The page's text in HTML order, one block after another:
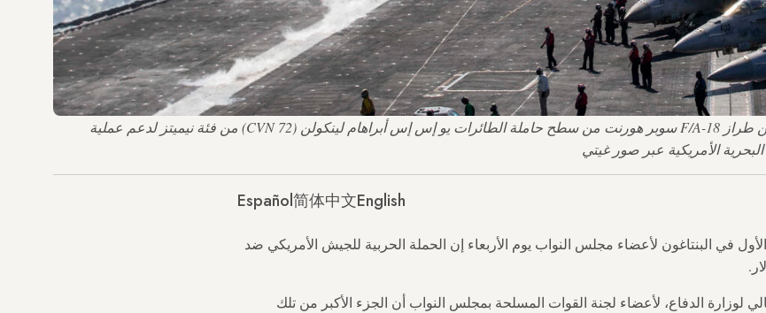
في هذه الصورة التي قدمتها البحرية الأمريكية، انطلقت طائرتان من طراز F/A-18 سوبر هورنت من سطح حاملة الطائرات يو إس إس أبراهام لينكولن (CVN 72) من فئة نيميتز لدعم عملية
English
简体中文
Español
في البنتاغون لأعضاء مجلس النواب يوم الأربعاء إن الحملة الحربية للجيش الأمريكي ضد
الدفاع، لأعضاء لجنة القوات المسلحة بمجلس النواب أن الجزء الأكبر من تلك